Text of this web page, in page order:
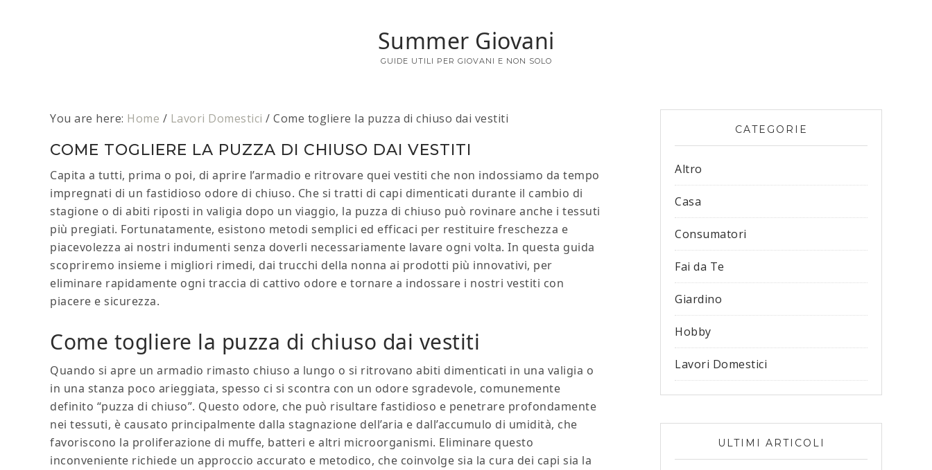
Summer Giovani
GUIDE UTILI PER GIOVANI E NON SOLO
You are here: Home / Lavori Domestici / Come togliere la puzza di chiuso dai vestiti​​
COME TOGLIERE LA PUZZA DI CHIUSO DAI VESTITI​​
Capita a tutti, prima o poi, di aprire l’armadio e ritrovare quei vestiti che non indossiamo da tempo
impregnati di un fastidioso odore di chiuso. Che si tratti di capi dimenticati durante il cambio di
stagione o di abiti riposti in valigia dopo un viaggio, la puzza di chiuso può rovinare anche i tessuti
più pregiati. Fortunatamente, esistono metodi semplici ed efficaci per restituire freschezza e
piacevolezza ai nostri indumenti senza doverli necessariamente lavare ogni volta. In questa guida
scopriremo insieme i migliori rimedi, dai trucchi della nonna ai prodotti più innovativi, per
eliminare rapidamente ogni traccia di cattivo odore e tornare a indossare i nostri vestiti con
piacere e sicurezza.
Come togliere la puzza di chiuso dai vestiti​​
Quando si apre un armadio rimasto chiuso a lungo o si ritrovano abiti dimenticati in una valigia o
in una stanza poco arieggiata, spesso ci si scontra con un odore sgradevole, comunemente
definito “puzza di chiuso”. Questo odore, che può risultare fastidioso e penetrare profondamente
nei tessuti, è causato principalmente dalla stagnazione dell’aria e dall’accumulo di umidità, che
favoriscono la proliferazione di muffe, batteri e altri microorganismi. Eliminare questo
inconveniente richiede un approccio accurato e metodico, che coinvolge sia la cura dei capi sia la
CATEGORIE
Altro
Casa
Consumatori
Fai da Te
Giardino
Hobby
Lavori Domestici
ULTIMI ARTICOLI